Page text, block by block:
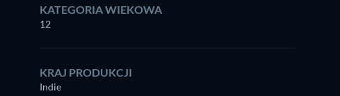
KATEGORIA WIEKOWA
12
KRAJ PRODUKCJI
Indie